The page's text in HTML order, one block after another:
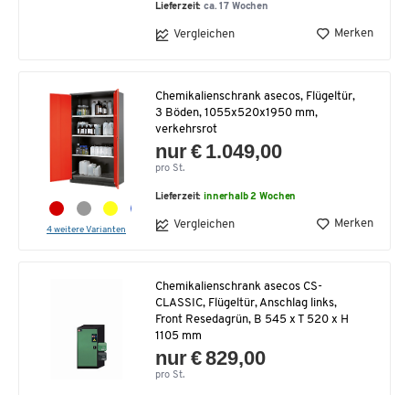
Lieferzeit:ca. 17 Wochen
Vergleichen Merken
4 weitere Varianten
Chemikalienschrank asecos, Flügeltür,
3 Böden, 1055x520x1950 mm,
verkehrsrot
nur € 1.049,00
pro St.
Lieferzeit:innerhalb 2 Wochen
Vergleichen Merken
Chemikalienschrank asecos CS-
CLASSIC, Flügeltür, Anschlag links,
Front Resedagrün, B 545 x T 520 x H
1105 mm
nur € 829,00
pro St.